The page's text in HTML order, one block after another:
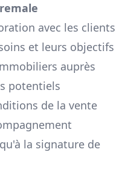
avec les clients
et leurs objectifs
auprès
potentiels
de la vente
la signature de